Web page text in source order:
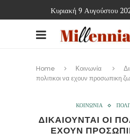
Κυριακή 9 Αυγούστου
Home Κοινωνία
πολιτικοι να εχουν προσωπικη
ΚΟΙΝΩΝΙΑ
ΔΙΚΑΙΟΥΝΤΑΙ ΟΙ
ΕΧΟΥΝ